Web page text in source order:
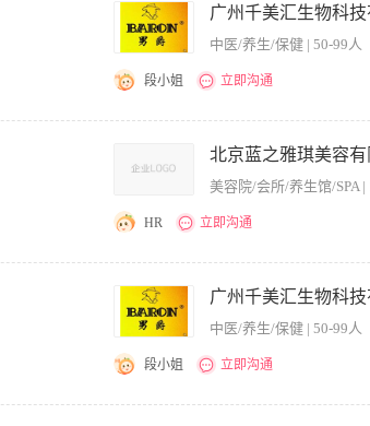
福利待遇： 包食宿+系统培训教育+快乐旅游+健康体检+父母
制定改善服务的方法，以身作则，执行服务承诺 4、定期了
店员之间的关系，维护良好的纪律。 6、督导日常工作，保
8、定期培训员工，以提高服务素质。 职位要求：（请认真
友） 1、女士优先，年龄25岁-38岁，五官端正，形象大方，
真负责、诚心敬业、踏实肯干； 4、具有一定的职业技能，
院管理经验者优先。 职位标签 提供饭餐，提供住宿，公司
中医/养生/保健 | 50-99人
段小姐 立即沟通
制定改善服务的方法，以身作则，执行服务承诺 4、定期了
店员之间的关系，维护良好的纪律。 6、督导日常工作，保
8、定期培训员工，以提高服务素质。 职位要求： 1、女性
格认证或相当于高级美容师资格； 3、认真负责、诚心敬业
北京蓝之雅琪美容有
美容院/会所/养生馆/SPA |
HR 立即沟通
合总部完成品牌营销活动落地。 任职要求： 1. 3年以上美容
3. 熟悉美业产品与项目，懂客户需求分析，擅长团队激励。
中医/养生/保健 | 50-99人
段小姐 立即沟通